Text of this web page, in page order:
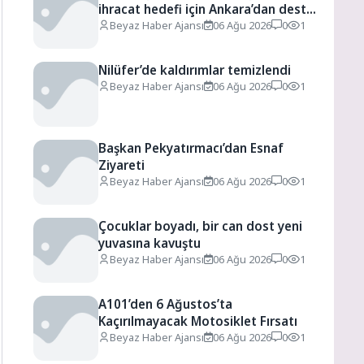
ihracat hedefi için Ankara’dan destek
istedi
Beyaz Haber Ajansı 06 Ağu 2026 0 1
Nilüfer’de kaldırımlar temizlendi
Beyaz Haber Ajansı 06 Ağu 2026 0 1
Başkan Pekyatırmacı’dan Esnaf
Ziyareti
Beyaz Haber Ajansı 06 Ağu 2026 0 1
Çocuklar boyadı, bir can dost yeni
yuvasına kavuştu
Beyaz Haber Ajansı 06 Ağu 2026 0 1
A101’den 6 Ağustos’ta
Kaçırılmayacak Motosiklet Fırsatı
Beyaz Haber Ajansı 06 Ağu 2026 0 1